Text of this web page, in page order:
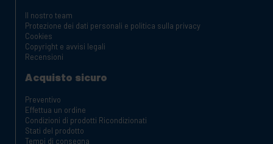
Il nostro team
Protezione dei dati personali e politica sulla privacy
Cookies
Copyright e avvisi legali
Recensioni
Acquisto sicuro
Preventivo
Effettua un ordine
Condizioni di prodotti Ricondizionati
Stati del prodotto
Tempi di consegna